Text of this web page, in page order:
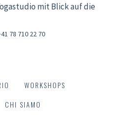
mit Blick auf die
78 710 22 70
WORKSHOPS
CHI SIAMO